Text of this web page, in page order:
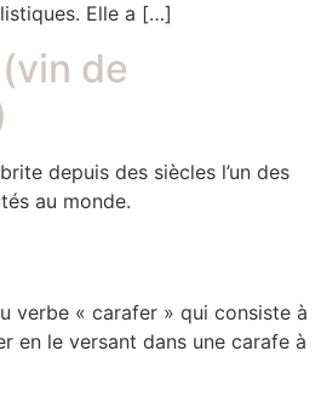
Elle a […]
de
depuis des siècles l’un des
au monde.
verbe « carafer » qui consiste à
en le versant dans une carafe à